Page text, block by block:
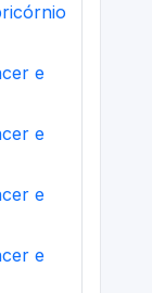
e
e
e
e